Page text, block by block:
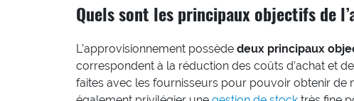
Quels sont les principaux objectifs de
L’approvisionnement possède deux principaux
correspondent à la réduction des coûts d’achat et
faites avec les fournisseurs pour pouvoir obtenir de